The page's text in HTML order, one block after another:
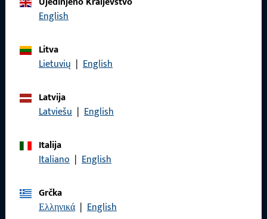
English
Litva
Lietuvių | English
Latvija
Latviešu | English
Italija
Italiano | English
Grčka
Ελληνικά | English
Impressum
Opći uvjeti poslovanja